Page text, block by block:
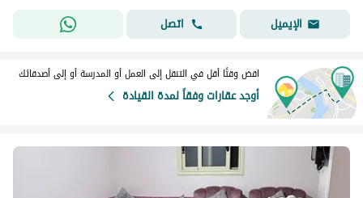
الإيميل
اتصل
اقض وقتًا أقل في التنقل إلى العمل أو المدرسة أو إلى أصدقائك
أوجد عقارات وفقاً لمدة القيادة